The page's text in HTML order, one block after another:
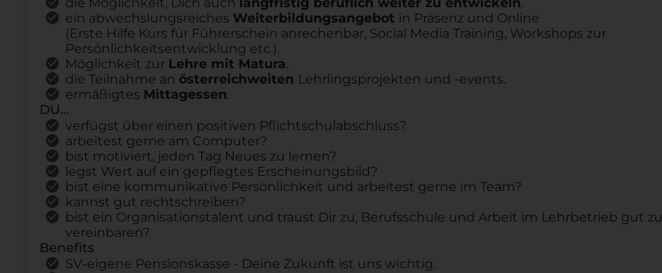
ein abwechslungsreiches Weiterbildungsangebot in Präsenz und Online
(Erste Hilfe Kurs für Führerschein anrechenbar, Social Media Training, Workshops zur
Persönlichkeitsentwicklung etc.).
Möglichkeit zur Lehre mit Matura.
die Teilnahme an österreichweiten Lehrlingsprojekten und -events.
ermäßigtes Mittagessen.
DU…
verfügst über einen positiven Pflichtschulabschluss?
arbeitest gerne am Computer?
bist motiviert, jeden Tag Neues zu lernen?
legst Wert auf ein gepflegtes Erscheinungsbild?
bist eine kommunikative Persönlichkeit und arbeitest gerne im Team?
kannst gut rechtschreiben?
bist ein Organisationstalent und traust Dir zu, Berufsschule und Arbeit im Lehrbetrieb gut zu
vereinbaren?
Benefits
SV-eigene Pensionskasse - Deine Zukunft ist uns wichtig.